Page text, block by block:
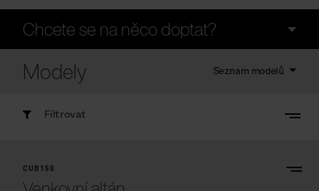
Chcete se na něco doptat?
Modely Seznam modelů
Filtrovat
CUB150